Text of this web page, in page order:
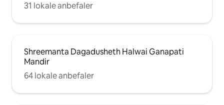
31 lokale anbefaler
Shreemanta Dagadusheth Halwai Ganapati
Mandir
64 lokale anbefaler